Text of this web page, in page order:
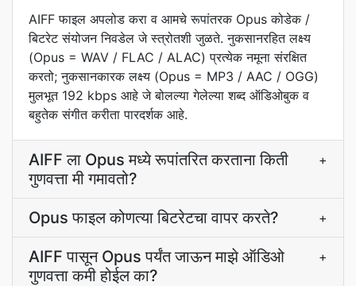
AIFF फाइल अपलोड करा व आमचे रूपांतरक Opus कोडेक /
बिटरेट संयोजन निवडेल जे स्त्रोतशी जुळते. नुकसानरहित लक्ष्य
(Opus = WAV / FLAC / ALAC) प्रत्येक नमूना संरक्षित
करतो; नुकसानकारक लक्ष्य (Opus = MP3 / AAC / OGG)
मुलभूत 192 kbps आहे जे बोलल्या गेलेल्या शब्द ऑडिओबुक व
बहुतेक संगीत करीता पारदर्शक आहे.
AIFF ला Opus मध्ये रूपांतरित करताना किती
गुणवत्ता मी गमावतो?
+
Opus फाइल कोणत्या बिटरेटचा वापर करते? +
AIFF पासून Opus पर्यंत जाऊन माझे ऑडिओ
गुणवत्ता कमी होईल का?
+